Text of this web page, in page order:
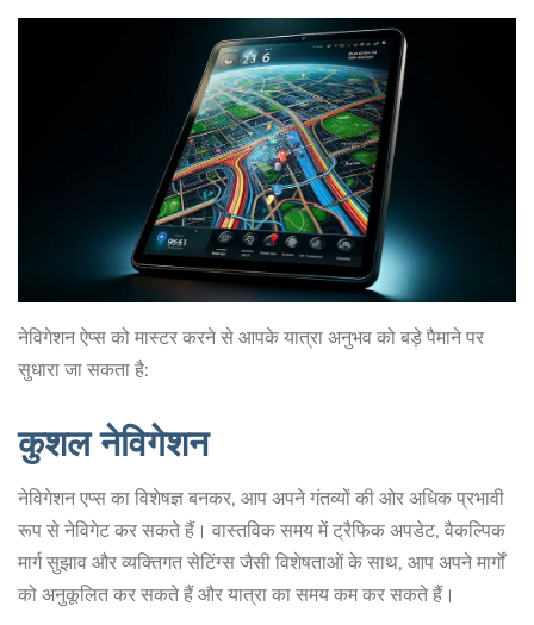
नेविगेशन ऐप्स को मास्टर करने से आपके यात्रा अनुभव को बड़े पैमाने पर
सुधारा जा सकता है:
कुशल नेविगेशन
नेविगेशन एप्स का विशेषज्ञ बनकर, आप अपने गंतव्यों की ओर अधिक प्रभावी
रूप से नेविगेट कर सकते हैं। वास्तविक समय में ट्रैफिक अपडेट, वैकल्पिक
मार्ग सुझाव और व्यक्तिगत सेटिंग्स जैसी विशेषताओं के साथ, आप अपने मार्गों
को अनुकूलित कर सकते हैं और यात्रा का समय कम कर सकते हैं।